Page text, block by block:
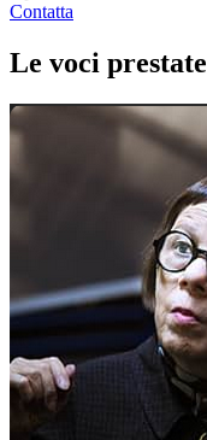
Contatta
Le voci prestate